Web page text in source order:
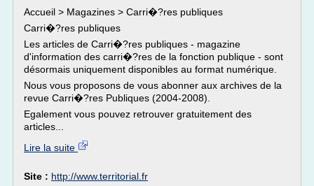
Accueil > Magazines > Carri�?res publiques
Carri�?res publiques
Les articles de Carri�?res publiques - magazine
d'information des carri�?res de la fonction publique - sont
désormais uniquement disponibles au format numérique.
Nous vous proposons de vous abonner aux archives de la
revue Carri�?res Publiques (2004-2008).
Egalement vous pouvez retrouver gratuitement des
articles...
Lire la suite
Site : http://www.territorial.fr